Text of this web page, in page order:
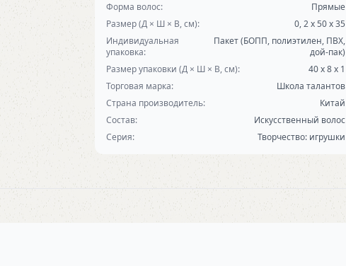
Форма волос:
Прямые
Размер (Д × Ш × В, см):
0, 2 х 50 х 35
Индивидуальная
упаковка:
Пакет (БОПП, полиэтилен, ПВХ,
дой-пак)
Размер упаковки (Д × Ш × В, см):
40 х 8 х 1
Торговая марка:
Школа талантов
Страна производитель:
Китай
Состав:
Искусственный волос
Серия:
Творчество: игрушки